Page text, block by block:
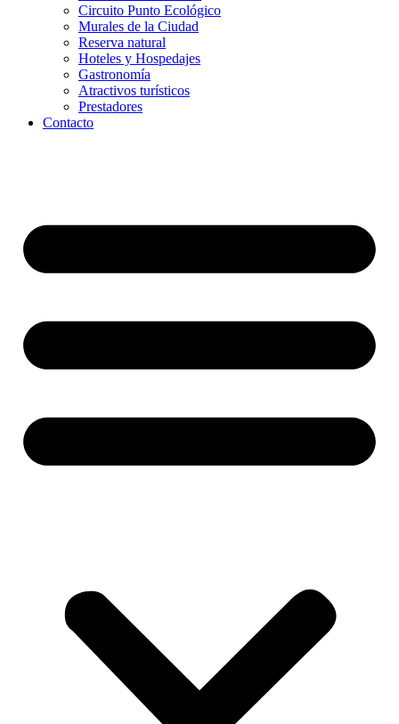
Circuito Punto Ecológico
Murales de la Ciudad
Reserva natural
Hoteles y Hospedajes
Gastronomía
Atractivos turísticos
Prestadores
Contacto